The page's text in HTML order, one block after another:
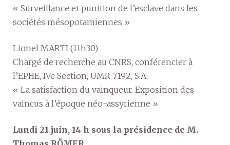
« Surveillance et punition de l’esclave dans les
sociétés mésopotamiennes »
Lionel MARTI (11h30)
Chargé de recherche au CNRS, conférencier à
l’EPHE, IVe Section, UMR 7192, S.A.
« La satisfaction du vainqueur. Exposition des
vaincus à l’époque néo-assyrienne »
Lundi 21 juin, 14 h sous la présidence de M.